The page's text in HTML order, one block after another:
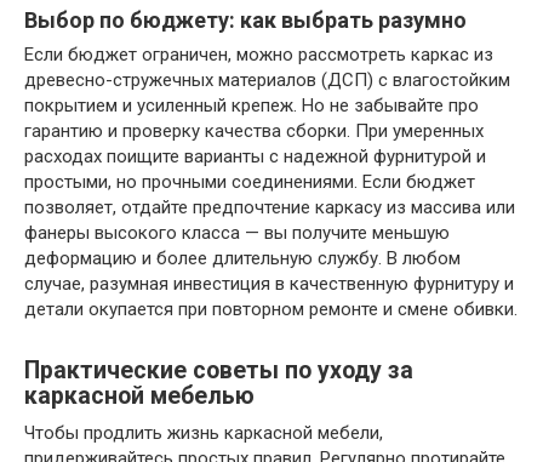
Выбор по бюджету: как выбрать разумно
Если бюджет ограничен, можно рассмотреть каркас из
древесно-стружечных материалов (ДСП) с влагостойким
покрытием и усиленный крепеж. Но не забывайте про
гарантию и проверку качества сборки. При умеренных
расходах поищите варианты с надежной фурнитурой и
простыми, но прочными соединениями. Если бюджет
позволяет, отдайте предпочтение каркасу из массива или
фанеры высокого класса — вы получите меньшую
деформацию и более длительную службу. В любом
случае, разумная инвестиция в качественную фурнитуру и
детали окупается при повторном ремонте и смене обивки.
Практические советы по уходу за
каркасной мебелью
Чтобы продлить жизнь каркасной мебели,